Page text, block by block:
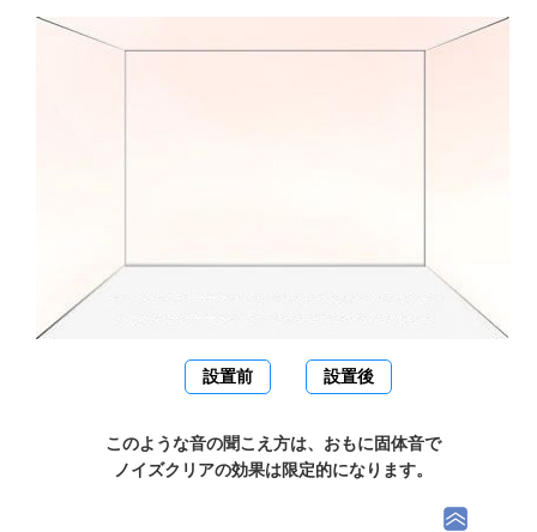
設置前 設置後
このような音の聞こえ方は、おもに固体音で
ノイズクリアの効果は限定的になります。